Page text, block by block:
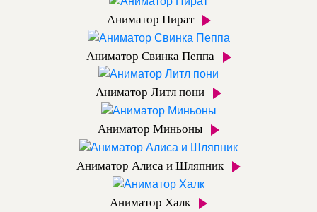
Аниматор Пират
Аниматор Свинка Пеппа
Аниматор Литл пони
Аниматор Миньоны
Аниматор Алиса и Шляпник
Аниматор Халк